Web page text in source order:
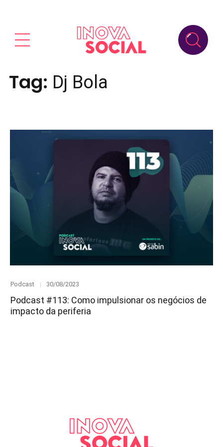
Tag: Dj Bola
Category
Podcast
Posted
30/08/2023
Podcast #113: Como impulsionar os negócios de
impacto da periferia